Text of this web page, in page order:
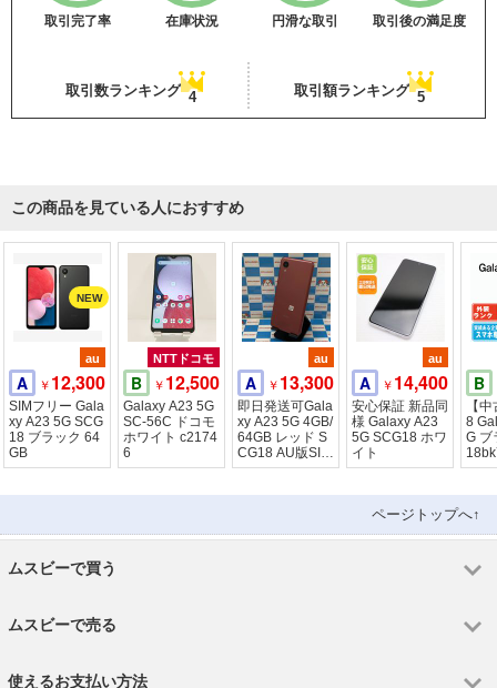
取引完了率 在庫状況 円滑な取引 取引後の満足度
取引数ランキング 4 取引額ランキング 5
この商品を見ている人におすすめ
au
A ￥12,300
SIMフリー Gala
xy A23 5G SCG
18 ブラック 64
GB
NTTドコモ
B ￥12,500
Galaxy A23 5G
SC-56C ドコモ
ホワイト c2174
6
au
A ￥13,300
即日発送可Gala
xy A23 5G 4GB/
64GB レッド S
CG18 AU版SIM
フリー
au
A ￥14,400
安心保証 新品同
様 Galaxy A23
5G SCG18 ホワ
イト
B
【
8
G ブ
ページトップへ↑
ムスビーで買う
ムスビーで売る
使えるお支払い方法